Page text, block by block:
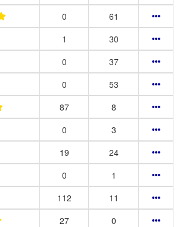
0
61
1
30
0
37
0
53
87
8
0
3
19
24
0
1
112
11
27
0